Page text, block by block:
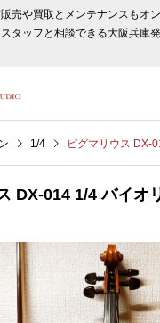
売や買取とメンテナンスもオ
タッフと相談できる大阪兵庫
1/4 ピグマリウス DX-
DX-014 1/4 バイオ
びについてタサカ工房長に
す。非表示